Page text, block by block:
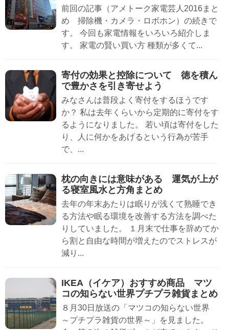
前回の記事（アメトーク家電芸人2016まと
め 掃除機・カメラ・ロボホン）の続きで
す。 今回も家電情報をいろいろ紹介しま
す。 家電の賢い買い方 種類が多くて...
寄付の効果と控除について 徳を積ん
で豊かさを引き寄せよう
みなさんは普段よく寄付をするほうです
か？ 私は去年くらいから定期的に寄付をす
るようになりました。 若い頃は寄付をした
り、人に何かをあげるという行為が苦手
で、...
枕の向きには意味がある 運気が上が
る寝室風水と方角まとめ
去年の年末あたりは眠りが浅くて熟睡でき
る方法や眠る環境を改善する方法を調べた
りしていました。 １月末で仕事を辞めてか
ら割と自由な時間が増えたのでストレスが
減り...
IKEA（イケア）おすすめ商品 マツ
コの知らない世界プチプラ雑貨まとめ
８月30日放送の「マツコの知らない世界
～プチプラ雑貨の世界～」を見ました。